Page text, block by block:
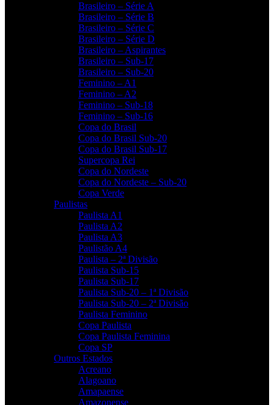
Brasileiro – Série A
Brasileiro – Série B
Brasileiro – Série C
Brasileiro – Série D
Brasileiro – Aspirantes
Brasileiro – Sub-17
Brasileiro – Sub-20
Feminino – A1
Feminino – A2
Feminino – Sub-18
Feminino – Sub-16
Copa do Brasil
Copa do Brasil Sub-20
Copa do Brasil Sub-17
Supercopa Rei
Copa do Nordeste
Copa do Nordeste – Sub-20
Copa Verde
Paulistas
Paulista A1
Paulista A2
Paulista A3
Paulistão A4
Paulista – 2ª Divisão
Paulista Sub-15
Paulista Sub-17
Paulista Sub-20 – 1ª Divisão
Paulista Sub-20 – 2ª Divisão
Paulista Feminino
Copa Paulista
Copa Paulista Feminina
Copa SP
Outros Estados
Acreano
Alagoano
Amapaense
Amazonense